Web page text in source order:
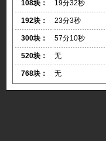
108块： 19分32秒
192块： 23分3秒
300块： 57分10秒
520块： 无
768块： 无